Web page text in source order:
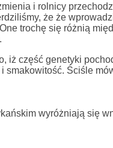
i rolnicy
że że
trochę się różnią
iż część genetyki
smakowitość. Ściśle
wyróżniają się